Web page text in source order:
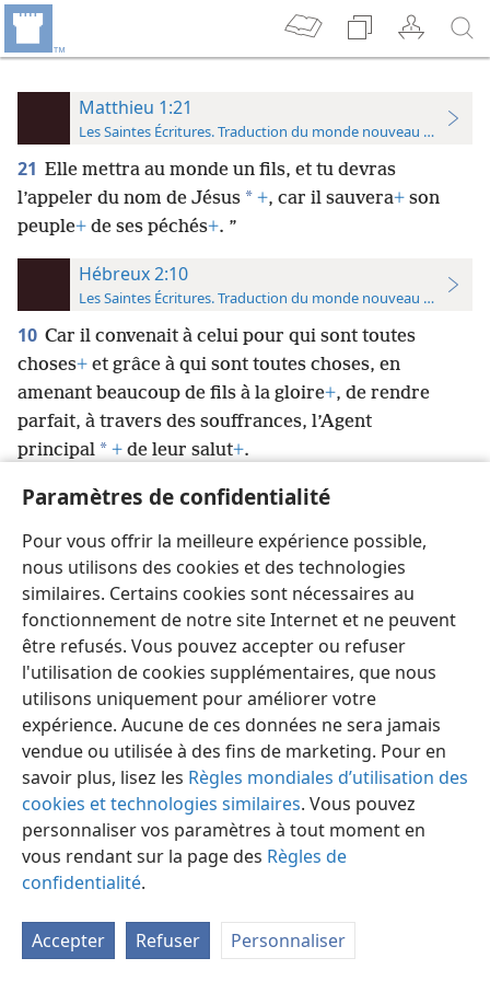
Paramètres de confidentialité
Pour vous offrir la meilleure expérience possible,
nous utilisons des cookies et des technologies
similaires. Certains cookies sont nécessaires au
fonctionnement de notre site Internet et ne peuvent
être refusés. Vous pouvez accepter ou refuser
l'utilisation de cookies supplémentaires, que nous
utilisons uniquement pour améliorer votre
expérience. Aucune de ces données ne sera jamais
vendue ou utilisée à des fins de marketing. Pour en
savoir plus, lisez les Règles mondiales d’utilisation des
cookies et technologies similaires. Vous pouvez
personnaliser vos paramètres à tout moment en
vous rendant sur la page des Règles de
confidentialité.
Accepter Refuser Personnaliser
Matthieu 1:21
Les Saintes Écritures. Traduction du monde nouveau (avec
21 Elle mettra au monde un fils, et tu devras
l’appeler du nom de Jésus * +, car il sauvera+ son
peuple+ de ses péchés+. ”
Hébreux 2:10
Les Saintes Écritures. Traduction du monde nouveau (avec
10 Car il convenait à celui pour qui sont toutes
choses+ et grâce à qui sont toutes choses, en
amenant beaucoup de fils à la gloire+, de rendre
parfait, à travers des souffrances, l’Agent
principal * + de leur salut+.
Préférences
Copyright© 2026 Watch Tower Bible and Tract Society of Pennsylvania
Conditions d’utilisation
Règles de confidentialité
Paramètres de confidentialité
JW.ORG Se connecter